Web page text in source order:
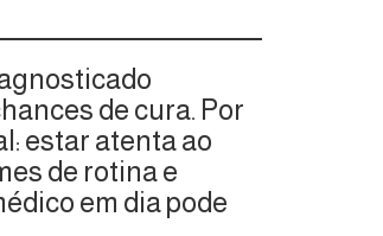
de cura. Por
estar atenta ao
de rotina e
em dia pode